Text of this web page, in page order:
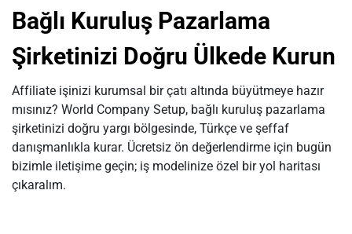
Bağlı Kuruluş Pazarlama
Şirketinizi Doğru Ülkede Kurun
Affiliate işinizi kurumsal bir çatı altında büyütmeye hazır
mısınız? World Company Setup, bağlı kuruluş pazarlama
şirketinizi doğru yargı bölgesinde, Türkçe ve şeffaf
danışmanlıkla kurar. Ücretsiz ön değerlendirme için bugün
bizimle iletişime geçin; iş modelinize özel bir yol haritası
çıkaralım.